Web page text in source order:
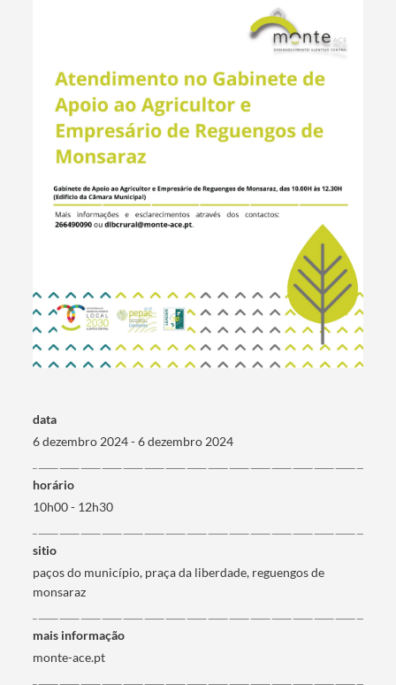
Categorias gerais
Filtros
data
6 dezembro 2024 - 6 dezembro 2024
horário
10h00 - 12h30
sitio
paços do município, praça da liberdade, reguengos de
monsaraz
mais informação
monte-ace.pt